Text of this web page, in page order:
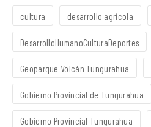
cultura desarrollo agrícola
DesarrolloHumanoCulturaDeportes
Geoparque Volcán Tungurahua
Gobierno Provincial de Tungurahua
Gobierno Provincial Tungurahua